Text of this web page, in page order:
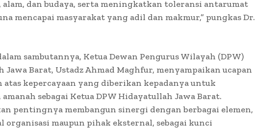
dan budaya, serta meningkatkan toleransi antarumat
mencapai masyarakat yang adil dan makmur,” pungkas Dr.
sambutannya, Ketua Dewan Pengurus Wilayah (DPW)
Jawa Barat, Ustadz Ahmad Maghfur, menyampaikan ucapan
atas kepercayaan yang diberikan kepadanya untuk
amanah sebagai Ketua DPW Hidayatullah Jawa Barat.
pentingnya membangun sinergi dengan berbagai elemen,
organisasi maupun pihak eksternal, sebagai kunci